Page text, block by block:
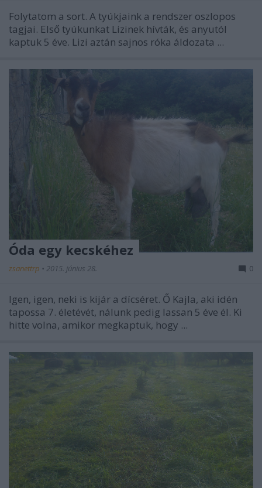
Folytatom a sort. A tyúkjaink a rendszer oszlopos
tagjai. Első tyúkunkat Lizinek hívták, és anyutól
kaptuk 5 éve. Lizi aztán sajnos róka áldozata ...
Óda egy kecskéhez
zsanettrp • 2015. június 28. 0
Igen, igen, neki is kijár a dícséret. Ő Kajla, aki idén
tapossa 7. életévét, nálunk pedig lassan 5 éve él. Ki
hitte volna, amikor megkaptuk, hogy ...